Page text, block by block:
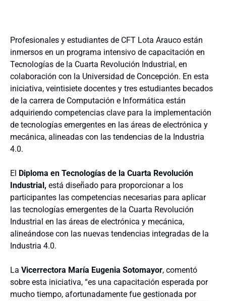
Profesionales y estudiantes de CFT Lota Arauco están
inmersos en un programa intensivo de capacitación en
Tecnologías de la Cuarta Revolución Industrial, en
colaboración con la Universidad de Concepción. En esta
iniciativa, veintisiete docentes y tres estudiantes becados
de la carrera de Computación e Informática están
adquiriendo competencias clave para la implementación
de tecnologías emergentes en las áreas de electrónica y
mecánica, alineadas con las tendencias de la Industria
4.0.
El Diploma en Tecnologías de la Cuarta Revolución
Industrial, está diseñado para proporcionar a los
participantes las competencias necesarias para aplicar
las tecnologías emergentes de la Cuarta Revolución
Industrial en las áreas de electrónica y mecánica,
alineándose con las nuevas tendencias integradas de la
Industria 4.0.
La Vicerrectora María Eugenia Sotomayor, comentó
sobre esta iniciativa, “es una capacitación esperada por
mucho tiempo, afortunadamente fue gestionada por